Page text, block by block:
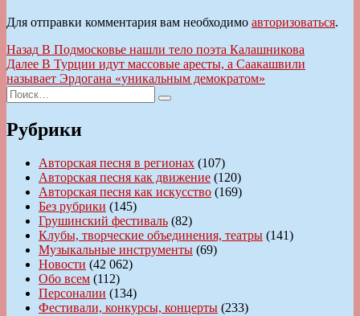
Для отправки комментария вам необходимо авторизоваться.
Навигация
по
записям
Назад Предыдущая
запись:
В Подмосковье нашли тело поэта Калашникова
Далее Следующая
запись:
В Турции идут массовые аресты, а Саакашвили
называет Эрдогана «уникальным демократом»
Искать:
Поиск
Рубрики
Авторская песня в регионах (107)
Авторская песня как движение (120)
Авторская песня как искусство (169)
Без рубрики (145)
Грушинский фестиваль (82)
Клубы, творческие объединения, театры (141)
Музыкальные инструменты (69)
Новости (42 062)
Обо всем (112)
Персоналии (134)
Фестивали, конкурсы, концерты (233)